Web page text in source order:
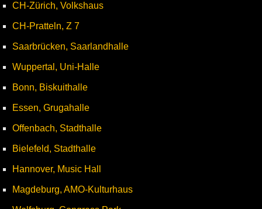
CH-Zürich, Volkshaus
CH-Pratteln, Z 7
Saarbrücken, Saarlandhalle
Wuppertal, Uni-Halle
Bonn, Biskuithalle
Essen, Grugahalle
Offenbach, Stadthalle
Bielefeld, Stadthalle
Hannover, Music Hall
Magdeburg, AMO-Kulturhaus